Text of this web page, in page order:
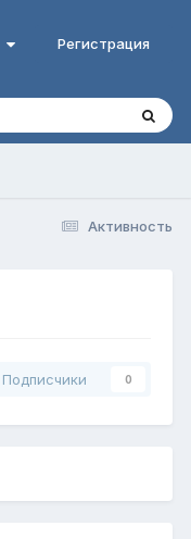
Регистрация
Активность
Подписчики 0